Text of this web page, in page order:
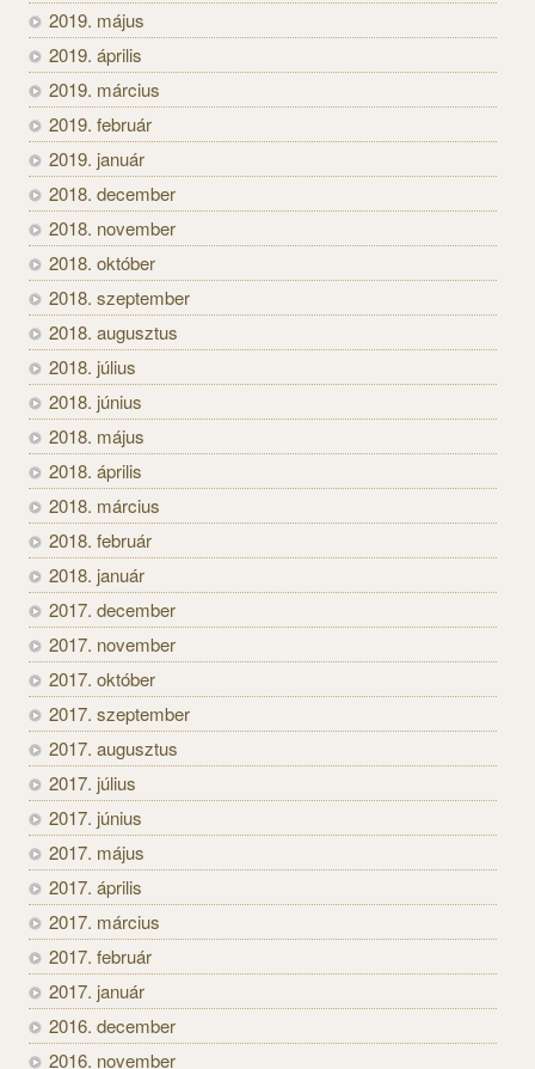
2019. május
2019. április
2019. március
2019. február
2019. január
2018. december
2018. november
2018. október
2018. szeptember
2018. augusztus
2018. július
2018. június
2018. május
2018. április
2018. március
2018. február
2018. január
2017. december
2017. november
2017. október
2017. szeptember
2017. augusztus
2017. július
2017. június
2017. május
2017. április
2017. március
2017. február
2017. január
2016. december
2016. november